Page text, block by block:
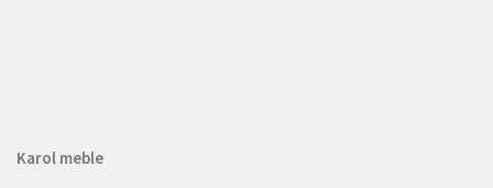
Karol meble